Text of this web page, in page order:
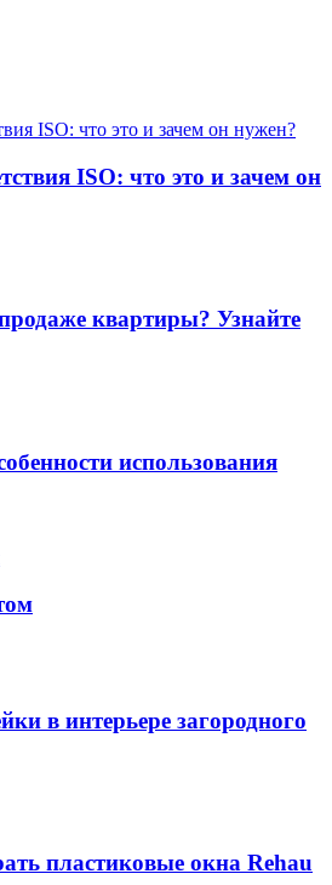
ISO: что это и зачем он
квартиры? Узнайте
использования
в интерьере загородного
пластиковые окна Rehau